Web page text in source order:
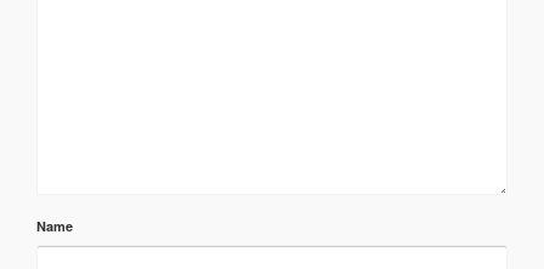
Name